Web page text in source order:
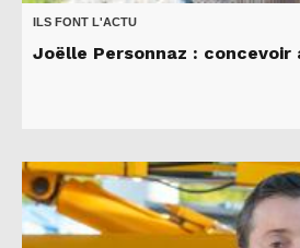
ILS FONT L'ACTU
Joëlle Personnaz : concevoir